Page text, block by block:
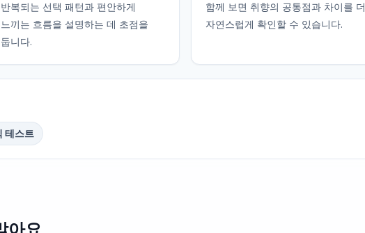
반복되는 선택 패턴과 편안하게
느끼는 흐름을 설명하는 데 초점을
둡니다.
함께 보면 취향의 공통점과 차이를 더
자연스럽게 확인할 수 있습니다.
테스트